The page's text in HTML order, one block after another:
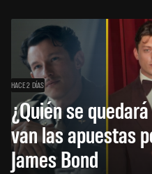
HACE 2 DÍAS
¿Quién se
van las apuestas
James Bond